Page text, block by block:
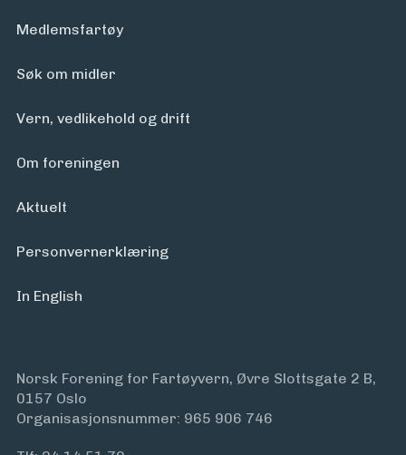
Medlemsfartøy
Søk om midler
Vern, vedlikehold og drift
Om foreningen
Aktuelt
Personvern­erklæring
In English
Norsk Forening for Fartøyvern, Øvre Slottsgate 2 B,
0157 Oslo
Organisasjonsnummer: 965 906 746